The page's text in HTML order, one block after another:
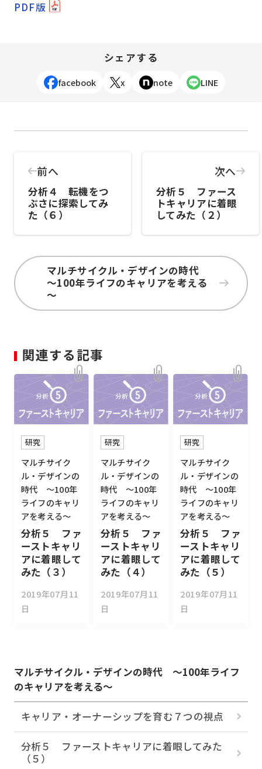
PDF版
シェアする
facebook x note LINE
前へ
分析４ 転機をつ
ぶさに探索してみ
た（６）
次へ
分析５ ファース
トキャリアに着眼
してみた（２）
マルチサイクル・デザインの時代
～100年ライフのキャリアを考える
～
関連する記事
研究
マルチサイク
ル・デザインの
時代 ～100年
ライフのキャリ
アを考える～
分析５ ファ
ーストキャリ
アに着眼して
みた（３）
2019年07月11
日
研究
マルチサイク
ル・デザインの
時代 ～100年
ライフのキャリ
アを考える～
分析５ ファ
ーストキャリ
アに着眼して
みた（４）
2019年07月11
日
研究
マルチサイク
ル・デザインの
時代 ～100年
ライフのキャリ
アを考える～
分析５ ファ
ーストキャリ
アに着眼して
みた（５）
2019年07月11
日
マルチサイクル・デザインの時代 ～100年ライフ
のキャリアを考える～
キャリア・オーナーシップを育む７つの視点
分析５ ファーストキャリアに着眼してみた
（５）